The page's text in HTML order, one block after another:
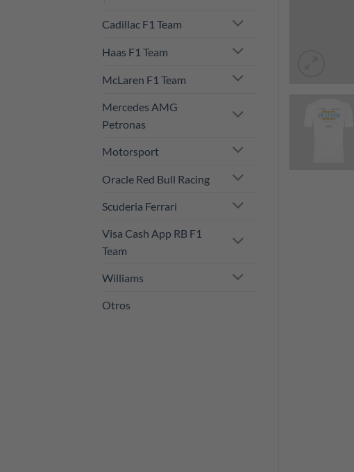
Cadillac F1 Team
Haas F1 Team
McLaren F1 Team
Mercedes AMG
Petronas
Motorsport
Oracle Red Bull Racing
Scuderia Ferrari
Visa Cash App RB F1
Team
Williams
Otros